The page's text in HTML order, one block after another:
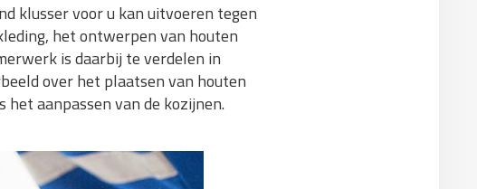
klusser voor u kan uitvoeren tegen
het ontwerpen van houten
is daarbij te verdelen in
over het plaatsen van houten
aanpassen van de kozijnen.